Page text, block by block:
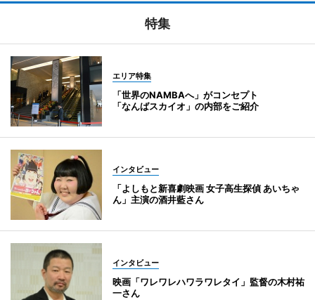
特集
エリア特集
「世界のNAMBAへ」がコンセプト
「なんばスカイオ」の内部をご紹介
インタビュー
「よしもと新喜劇映画 女子高生探偵 あいちゃ
ん」主演の酒井藍さん
インタビュー
映画「ワレワレハワラワレタイ」監督の木村祐
一さん